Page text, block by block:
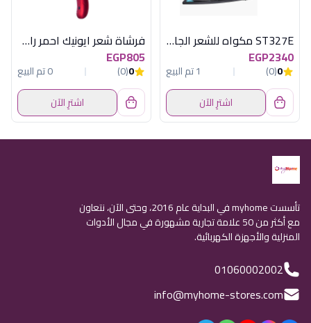
ST327E مكواه للشعر الجاف والرطب
EGP2340
0
(0)
1 تم البيع
اشترِ الآن
فرشاة شعر ايونيك احمر راش براش
EGP805
0
(0)
0 تم البيع
اشترِ الآن
تأسست myhome في البداية عام 2016، وحتى الآن، نتعاون
مع أكثر من 50 علامة تجارية مشهورة في مجال الأدوات
المنزلية والأجهزة الكهربائية.
01060002002
info@myhome-stores.com